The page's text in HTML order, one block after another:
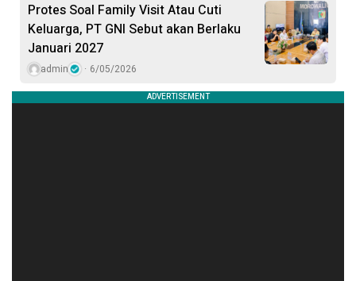
Protes Soal Family Visit Atau Cuti
Keluarga, PT GNI Sebut akan Berlaku
Januari 2027
admin 6/05/2026